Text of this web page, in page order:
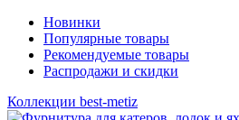
Новинки
Популярные товары
Рекомендуемые товары
Распродажи и скидки
Коллекции best-metiz